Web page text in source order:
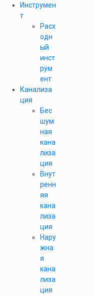
Инструмен
т
Расх
одн
ый
инст
рум
ент
Канализа
ция
Бес
шум
ная
кана
лиза
ция
Внут
ренн
яя
кана
лиза
ция
Нару
жна
я
кана
лиза
ция